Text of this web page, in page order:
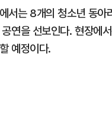
서는 8개의 청소년 동아
연을 선보인다. 현장에
예정이다.